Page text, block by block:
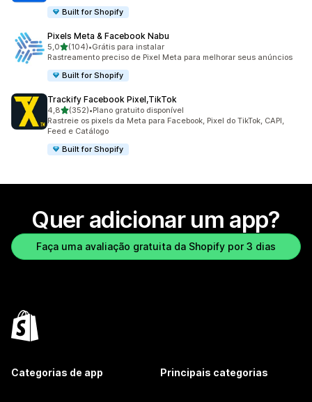
Built for Shopify
Pixels Meta & Facebook Nabu
5,0de 5 estrelas
(104)
104 avaliações ao todo
•Grátis para instalar
Rastreamento preciso de Pixel Meta para melhorar seus anúncios
Built for Shopify
Trackify Facebook Pixel,TikTok
4,8de 5 estrelas
(352)
352 avaliações ao todo
•Plano gratuito disponível
Rastreie os pixels da Meta para Facebook, Pixel do TikTok, CAPI,
Feed e Catálogo
Built for Shopify
Quer adicionar um app?
Faça uma avaliação gratuita da Shopify por 3 dias
Categorias de app Principais categorias